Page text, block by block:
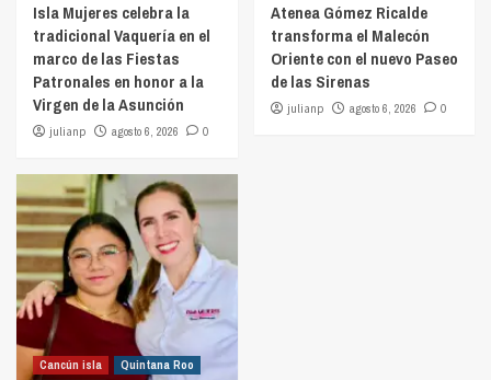
Isla Mujeres celebra la
tradicional Vaquería en el
marco de las Fiestas
Patronales en honor a la
Virgen de la Asunción
julianp agosto 6, 2026 0
Atenea Gómez Ricalde
transforma el Malecón
Oriente con el nuevo Paseo
de las Sirenas
julianp agosto 6, 2026 0
Cancún isla
Quintana Roo